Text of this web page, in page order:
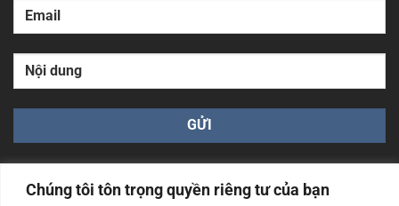
Chúng tôi tôn trọng quyền riêng tư của bạn